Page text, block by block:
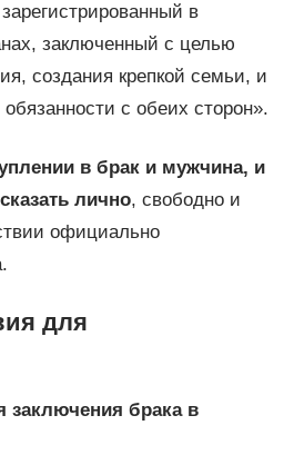
в
заключенный с целью
создания крепкой семьи, и
с обеих сторон».
в брак и мужчина, и
лично, свободно и
официально
для
заключения брака в